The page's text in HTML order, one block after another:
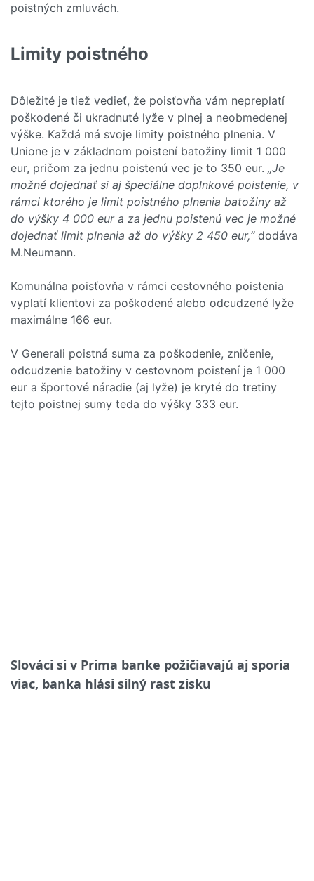
poistných zmluvách.
Limity poistného
Dôležité je tiež vedieť, že poisťovňa vám nepreplatí
poškodené či ukradnuté lyže v plnej a neobmedenej
výške. Každá má svoje limity poistného plnenia. V
Unione je v základnom poistení batožiny limit 1 000
eur, pričom za jednu poistenú vec je to 350 eur. „Je
možné dojednať si aj špeciálne doplnkové poistenie, v
rámci ktorého je limit poistného plnenia batožiny až
do výšky 4 000 eur a za jednu poistenú vec je možné
dojednať limit plnenia až do výšky 2 450 eur,“ dodáva
M.Neumann.
Komunálna poisťovňa v rámci cestovného poistenia
vyplatí klientovi za poškodené alebo odcudzené lyže
maximálne 166 eur.
V Generali poistná suma za poškodenie, zničenie,
odcudzenie batožiny v cestovnom poistení je 1 000
eur a športové náradie (aj lyže) je kryté do tretiny
tejto poistnej sumy teda do výšky 333 eur.
Slováci si v Prima banke požičiavajú aj sporia
viac, banka hlási silný rast zisku